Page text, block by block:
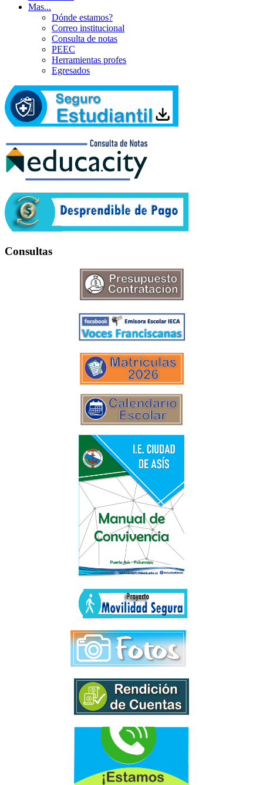
Mas...
Dónde estamos?
Correo institucional
Consulta de notas
PEEC
Herramientas profes
Egresados
Consultas